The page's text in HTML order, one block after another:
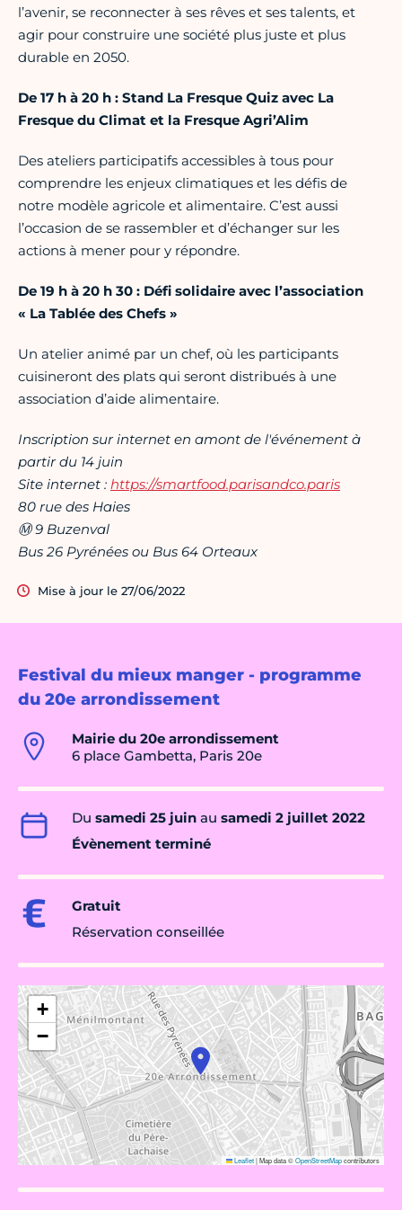
Festival du mieux manger - programme
du 20e arrondissement
Mairie du 20e arrondissement
6 place Gambetta, Paris 20e
Du samedi 25 juin au samedi 2 juillet 2022
Évènement terminé
Gratuit
Réservation conseillée
+
−
Leaflet|Map data ©OpenStreetMapcontributors
l’avenir, se reconnecter à ses rêves et ses talents, et
agir pour construire une société plus juste et plus
durable en 2050.
De 17 h à 20 h : Stand La Fresque Quiz avec La
Fresque du Climat et la Fresque Agri’Alim
Des ateliers participatifs accessibles à tous pour
comprendre les enjeux climatiques et les défis de
notre modèle agricole et alimentaire. C’est aussi
l’occasion de se rassembler et d’échanger sur les
actions à mener pour y répondre.
De 19 h à 20 h 30 : Défi solidaire avec l’association
« La Tablée des Chefs »
Un atelier animé par un chef, où les participants
cuisineront des plats qui seront distribués à une
association d’aide alimentaire.
Inscription sur internet en amont de l'événement à
partir du 14 juin
Site internet : https://smartfood.parisandco.paris
80 rue des Haies
Ⓜ9 Buzenval
Bus 26 Pyrénées ou Bus 64 Orteaux
Mise à jour le 27/06/2022